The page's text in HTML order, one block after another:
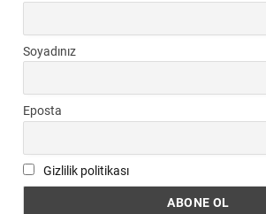
Soyadınız
Eposta
Gizlilik politikası